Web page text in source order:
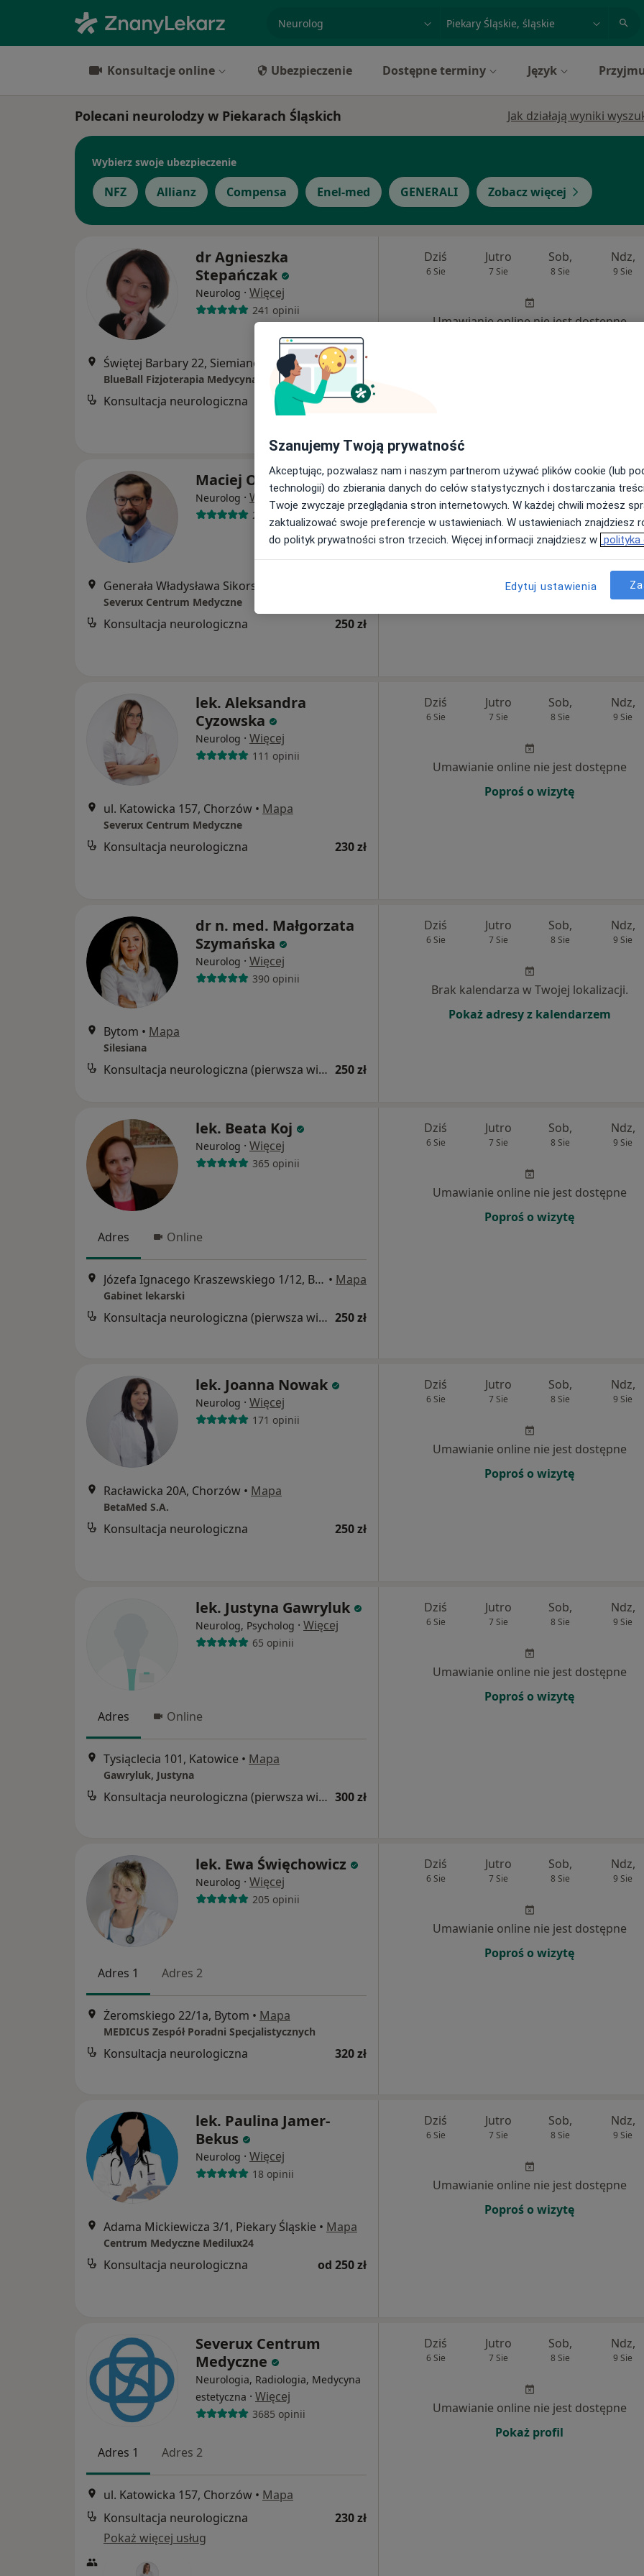
miasto lub dzielnica
Konsultacje online Ubezpieczenie Dostępne terminy Język
Polecani neurolodzy w Piekarach Śląskich Jak działają wyniki
Wybierz swoje ubezpieczenie
NFZ Allianz Compensa Enel-med GENERALI Zobacz więcej
dr Agnieszka
Stepańczak
Neurolog · Więcej
241 opinii
Świętej Barbary 22, Siemianowice Śląskie • Mapa
BlueBall Fizjoterapia Medycyna Sport
Konsultacja neurologiczna 250 zł
Dziś
6 Sie
Jutro
7 Sie
Sob,
8 Sie
Ndz,
9 Sie
Umawianie online nie jest dostępne
Maciej Olszewski
Neurolog · Więcej
274 opinie
Severux Centrum Medyczne
Konsultacja neurologiczna 250 zł
Dziś
6 Sie
Jutro
7 Sie
Sob,
8 Sie
Ndz,
9 Sie
Umawianie online nie jest dostępne
lek. Aleksandra
Cyzowska
Neurolog · Więcej
111 opinii
ul. Katowicka 157, Chorzów • Mapa
Severux Centrum Medyczne
Konsultacja neurologiczna 230 zł
Dziś
6 Sie
Jutro
7 Sie
Sob,
8 Sie
Ndz,
9 Sie
Umawianie online nie jest dostępne
Poproś o wizytę
dr n. med. Małgorzata
Szymańska
Neurolog · Więcej
390 opinii
Bytom • Mapa
Silesiana
Konsultacja neurologiczna (pierwsza wizyta) 250 zł
Dziś
6 Sie
Jutro
7 Sie
Sob,
8 Sie
Ndz,
9 Sie
Brak kalendarza w Twojej lokalizacji.
Pokaż adresy z kalendarzem
lek. Beata Koj
Neurolog · Więcej
365 opinii
Adres Online
Józefa Ignacego Kraszewskiego 1/12, Bytom • Mapa
Gabinet lekarski
Konsultacja neurologiczna (pierwsza wizyta) 250 zł
Dziś
6 Sie
Jutro
7 Sie
Sob,
8 Sie
Ndz,
9 Sie
Umawianie online nie jest dostępne
Poproś o wizytę
lek. Joanna Nowak
Neurolog · Więcej
171 opinii
Racławicka 20A, Chorzów • Mapa
BetaMed S.A.
Konsultacja neurologiczna 250 zł
Dziś
6 Sie
Jutro
7 Sie
Sob,
8 Sie
Ndz,
9 Sie
Umawianie online nie jest dostępne
Poproś o wizytę
lek. Justyna Gawryluk
Neurolog, Psycholog · Więcej
65 opinii
Adres Online
Tysiąclecia 101, Katowice • Mapa
Gawryluk, Justyna
Konsultacja neurologiczna (pierwsza wizyta) 300 zł
Dziś
6 Sie
Jutro
7 Sie
Sob,
8 Sie
Ndz,
9 Sie
Umawianie online nie jest dostępne
Poproś o wizytę
lek. Ewa Święchowicz
Neurolog · Więcej
205 opinii
Adres 1 Adres 2
Żeromskiego 22/1a, Bytom • Mapa
MEDICUS Zespół Poradni Specjalistycznych
Konsultacja neurologiczna 320 zł
Dziś
6 Sie
Jutro
7 Sie
Sob,
8 Sie
Ndz,
9 Sie
Umawianie online nie jest dostępne
Poproś o wizytę
lek. Paulina Jamer-
Bekus
Neurolog · Więcej
18 opinii
Adama Mickiewicza 3/1, Piekary Śląskie • Mapa
Centrum Medyczne Medilux24
Konsultacja neurologiczna od 250 zł
Dziś
6 Sie
Jutro
7 Sie
Sob,
8 Sie
Ndz,
9 Sie
Umawianie online nie jest dostępne
Poproś o wizytę
Severux Centrum
Medyczne
Neurologia, Radiologia, Medycyna
estetyczna · Więcej
3685 opinii
Adres 1 Adres 2
ul. Katowicka 157, Chorzów • Mapa
Konsultacja neurologiczna
230 zł
Pokaż więcej usług
Dziś
6 Sie
Jutro
7 Sie
Sob,
8 Sie
Ndz,
9 Sie
Umawianie online nie jest dostępne
Pokaż profil
Szanujemy Twoją prywatność
Akceptując, pozwalasz nam i naszym partnerom używać plików cookie (lub
technologii) do zbierania danych do celów statystycznych i dostarczania
Twoje zwyczaje przeglądania stron internetowych. W każdej chwili możesz
zaktualizować swoje preferencje w ustawieniach. W ustawieniach znajdziesz
do polityk prywatności stron trzecich. Więcej informacji znajdziesz w polityka
Edytuj ustawienia